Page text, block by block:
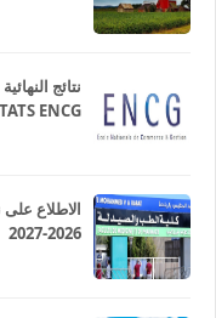
ENCG
الاطلاع
2026-2027